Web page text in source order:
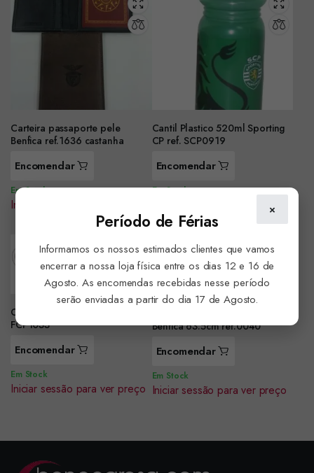
Carteira passaporte pele
Benfica ref.1636 castanha
Encomendar
Em Stock
Iniciar sessão para ver preço
Cantil Plastico 520ml Sporting
CP ref. SCP0919
Encomendar
Em Stock
Iniciar sessão para ver preço
Caneca FC Porto Oval ref.
FCP1033
Encomendar
Em Stock
Iniciar sessão para ver preço
Benfica 63.5cm ref.0040
Encomendar
Em Stock
Iniciar sessão para ver preço
×
Período de Férias
Informamos os nossos estimados clientes que vamos
encerrar a nossa loja física entre os dias 12 e 16 de
Agosto. As encomendas recebidas nesse período
serão enviadas a partir do dia 17 de Agosto.